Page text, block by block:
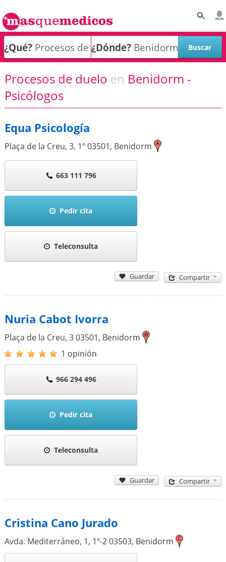
¿Qué? ¿Dónde?
Procesos de duelo en Benidorm -
Psicólogos
Equa Psicología
Plaça de la Creu, 3, 1º03501, Benidorm
663 111 796
Pedir cita
Teleconsulta
Guardar Compartir
Nuria Cabot Ivorra
Plaça de la Creu, 303501, Benidorm
1 opinión
966 294 496
Pedir cita
Teleconsulta
Guardar Compartir
Cristina Cano Jurado
Avda. Mediterráneo, 1, 1º-203503, Benidorm